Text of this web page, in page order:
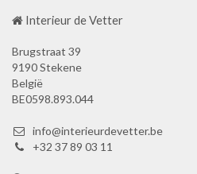
Interieur de Vetter
Brugstraat 39
9190 Stekene
België
BE0598.893.044
info@interieurdevetter.be
+32 37 89 03 11